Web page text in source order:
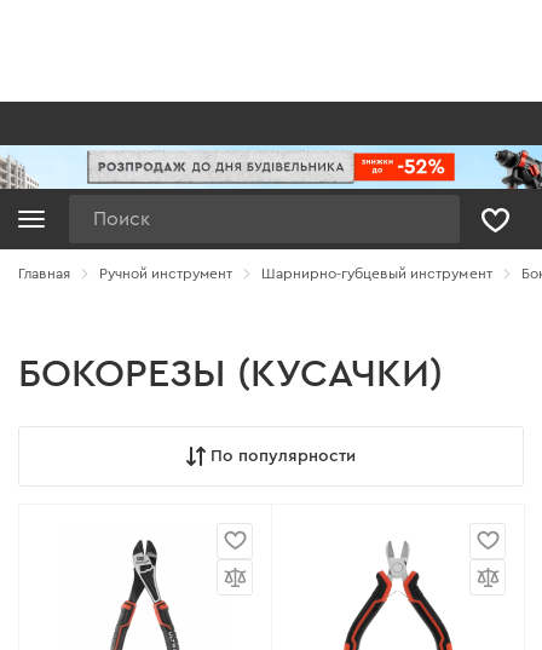
Главная Ручной инструмент Шарнирно-губцевый инструмент
БОКОРЕЗЫ (КУСАЧКИ)
По популярности